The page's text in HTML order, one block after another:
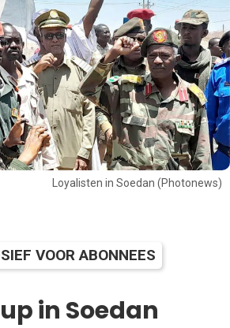
Loyalisten in Soedan (Photonews)
VOOR ABONNEES
in Soedan